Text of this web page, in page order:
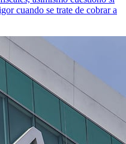
cuando se trate de cobrar a